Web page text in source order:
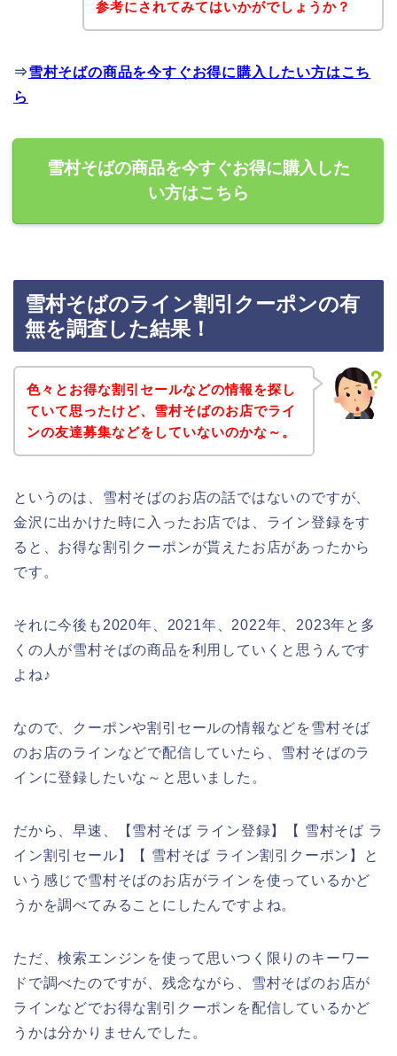
参考にされてみてはいかがでしょうか？
⇒雪村そばの商品を今すぐお得に購入したい方はこち
ら
雪村そばの商品を今すぐお得に購入した
い方はこちら
雪村そばのライン割引クーポンの有
無を調査した結果！
色々とお得な割引セールなどの情報を探し
ていて思ったけど、雪村そばのお店でライ
ンの友達募集などをしていないのかな～。
というのは、雪村そばのお店の話ではないのですが、
金沢に出かけた時に入ったお店では、ライン登録をす
ると、お得な割引クーポンが貰えたお店があったから
です。
それに今後も2020年、2021年、2022年、2023年と多
くの人が雪村そばの商品を利用していくと思うんです
よね♪
なので、クーポンや割引セールの情報などを雪村そば
のお店のラインなどで配信していたら、雪村そばのラ
インに登録したいな～と思いました。
だから、早速、【雪村そば ライン登録】【 雪村そば ラ
イン割引セール】【 雪村そば ライン割引クーポン】と
いう感じで雪村そばのお店がラインを使っているかど
うかを調べてみることにしたんですよね。
ただ、検索エンジンを使って思いつく限りのキーワー
ドで調べたのですが、残念ながら、雪村そばのお店が
ラインなどでお得な割引クーポンを配信しているかど
うかは分かりませんでした。